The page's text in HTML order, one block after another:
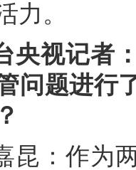
力。
央视记者
问题进行
昆：作为